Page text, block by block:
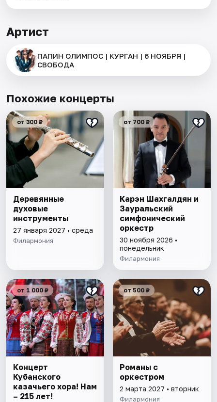
Артист
ПАПИН ОЛИМПОС | КУРГАН | 6 НОЯБРЯ |
СВОБОДА
Похожие концерты
от 300 ₽
Деревянные
духовые
инструменты
27 января 2027 • среда
Филармония
от 700 ₽
Карэн Шахгалдян и
Зауральский
симфонический
оркестр
30 ноября 2026 •
понедельник
Филармония
от 1 000 ₽
Концерт
Кубанского
казачьего хора! Нам
– 215 лет!
от 500 ₽
Романы с
оркестром
2 марта 2027 • вторник
Филармония